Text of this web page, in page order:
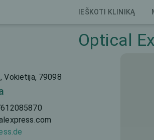
IEŠKOTI KLINIKĄ
Optical
Vokietija, 79098